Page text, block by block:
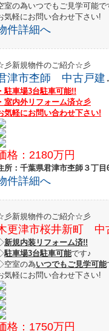
室の為いつでもご見学可能で
気軽にお問い合わせ下さい!
件詳細へ
彡新規物件のご紹介☆彡
津市杢師 中古戸建
・駐車場3台駐車可能!!
・室内外リフォーム済☆彡
気軽にお問い合わせ下さい!
格：2180万円
所：千葉県君津市杢師３丁目
件詳細へ
彡新規物件のご紹介☆彡
更津市桜井新町 中
新規内装リフォーム済!!
駐車場3台駐車可能です♪
室の為いつでもご見学可能
気軽にお問い合わせ下さい!
格：1750万円